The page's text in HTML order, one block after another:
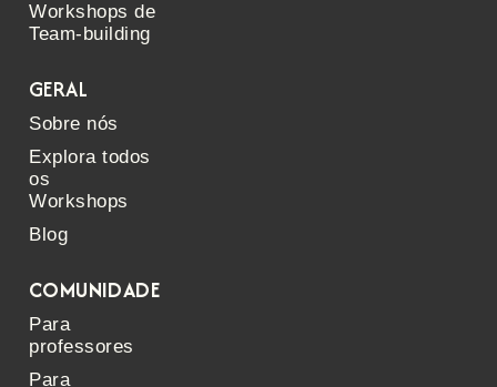
Workshops de
Team-building
GERAL
Sobre nós
Explora todos
os
Workshops
Blog
COMUNIDADE
Para
professores
Para